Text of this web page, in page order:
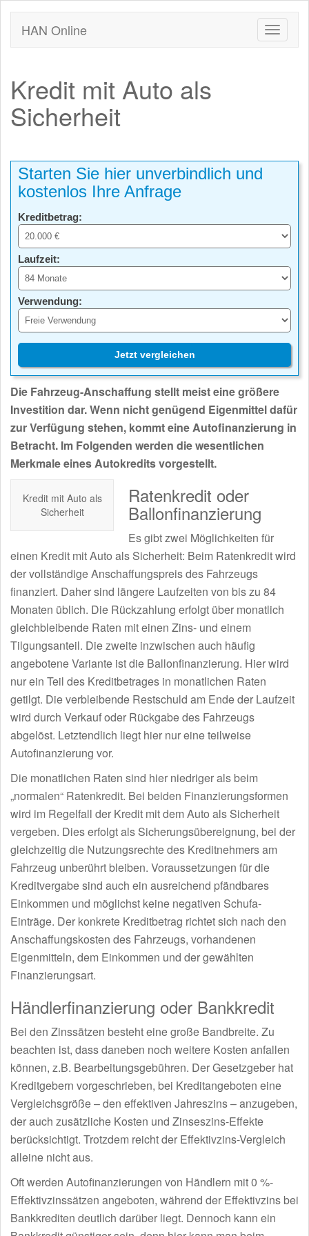
HAN Online
Kredit mit Auto als
Sicherheit
Starten Sie hier unverbindlich und
kostenlos Ihre Anfrage
Kreditbetrag:
Laufzeit:
Verwendung:
Jetzt vergleichen
Die Fahrzeug-Anschaffung stellt meist eine größere
Investition dar. Wenn nicht genügend Eigenmittel dafür
zur Verfügung stehen, kommt eine Autofinanzierung in
Betracht. Im Folgenden werden die wesentlichen
Merkmale eines Autokredits vorgestellt.
Kredit mit Auto als
Sicherheit
Ratenkredit oder
Ballonfinanzierung
Es gibt zwei Möglichkeiten für
einen Kredit mit Auto als Sicherheit: Beim Ratenkredit wird
der vollständige Anschaffungspreis des Fahrzeugs
finanziert. Daher sind längere Laufzeiten von bis zu 84
Monaten üblich. Die Rückzahlung erfolgt über monatlich
gleichbleibende Raten mit einen Zins- und einem
Tilgungsanteil. Die zweite inzwischen auch häufig
angebotene Variante ist die Ballonfinanzierung. Hier wird
nur ein Teil des Kreditbetrages in monatlichen Raten
getilgt. Die verbleibende Restschuld am Ende der Laufzeit
wird durch Verkauf oder Rückgabe des Fahrzeugs
abgelöst. Letztendlich liegt hier nur eine teilweise
Autofinanzierung vor.
Die monatlichen Raten sind hier niedriger als beim
„normalen“ Ratenkredit. Bei beiden Finanzierungsformen
wird im Regelfall der Kredit mit dem Auto als Sicherheit
vergeben. Dies erfolgt als Sicherungsübereignung, bei der
gleichzeitig die Nutzungsrechte des Kreditnehmers am
Fahrzeug unberührt bleiben. Voraussetzungen für die
Kreditvergabe sind auch ein ausreichend pfändbares
Einkommen und möglichst keine negativen Schufa-
Einträge. Der konkrete Kreditbetrag richtet sich nach den
Anschaffungskosten des Fahrzeugs, vorhandenen
Eigenmitteln, dem Einkommen und der gewählten
Finanzierungsart.
Händlerfinanzierung oder Bankkredit
Bei den Zinssätzen besteht eine große Bandbreite. Zu
beachten ist, dass daneben noch weitere Kosten anfallen
können, z.B. Bearbeitungsgebühren. Der Gesetzgeber hat
Kreditgebern vorgeschrieben, bei Kreditangeboten eine
Vergleichsgröße – den effektiven Jahreszins – anzugeben,
der auch zusätzliche Kosten und Zinseszins-Effekte
berücksichtigt. Trotzdem reicht der Effektivzins-Vergleich
alleine nicht aus.
Oft werden Autofinanzierungen von Händlern mit 0 %-
Effektivzinssätzen angeboten, während der Effektivzins bei
Bankkrediten deutlich darüber liegt. Dennoch kann ein